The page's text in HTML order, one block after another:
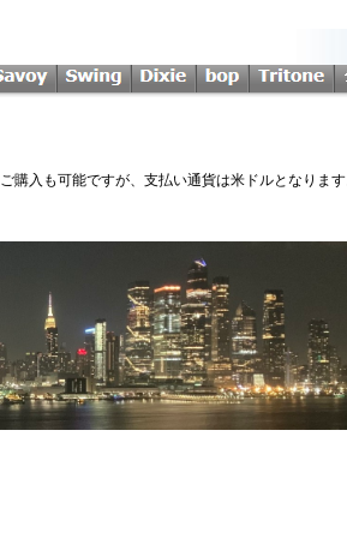
入も可能ですが、支払い通貨は米ドルとなりま